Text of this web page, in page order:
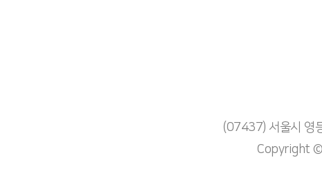
(07437) 서울시 영
Copyright ©